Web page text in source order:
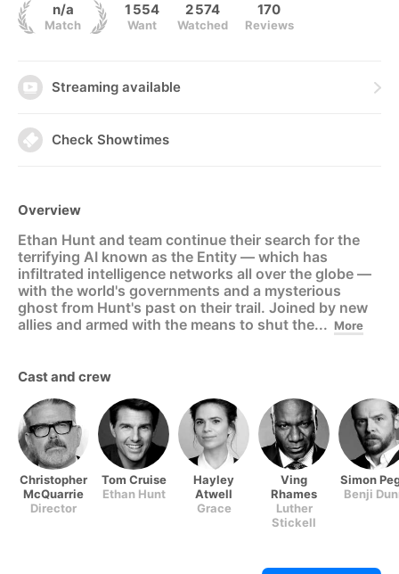
n/a
Match
1 554
Want
2 574
Watched
170
Reviews
Streaming available
Check Showtimes
Overview
Ethan Hunt and team continue their search for the
terrifying AI known as the Entity — which has
infiltrated intelligence networks all over the globe —
with the world's governments and a mysterious
ghost from Hunt's past on their trail. Joined by new
allies and armed with the means to shut the... More
Cast and crew
Christopher
McQuarrie
Director
Tom Cruise
Ethan Hunt
Hayley
Atwell
Grace
Ving
Rhames
Luther
Stickell
Simon
Benji